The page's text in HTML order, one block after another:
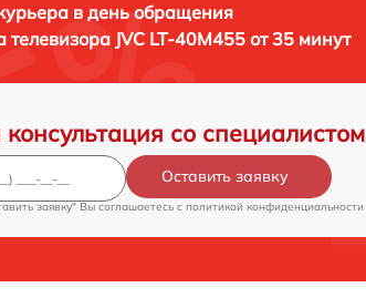
в день обращения
телевизора JVC LT-40M455 от 35 минут
со специалистом
Оставить заявку
заявку" Вы соглашаетесь c политикой конфиденциальности